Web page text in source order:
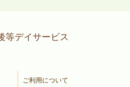
等デイサービス
ご利用について